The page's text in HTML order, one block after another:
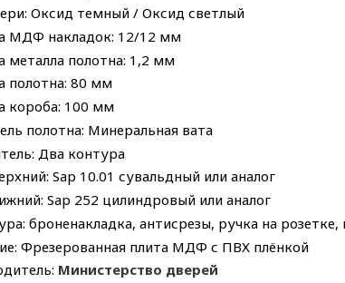
Оксид темный / Оксид светлый
МДФ накладок: 12/12 мм
металла полотна: 1,2 мм
полотна: 80 мм
короба: 100 мм
полотна: Минеральная вата
Два контура
Sap 10.01 сувальдный или аналог
Sap 252 цилиндровый или аналог
броненакладка, антисрезы, ручка на розетке,
Фрезерованная плита МДФ с ПВХ плёнкой
Министерство дверей